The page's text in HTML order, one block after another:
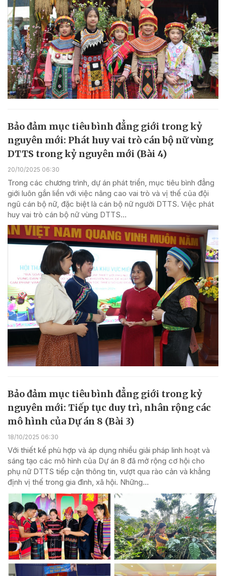
Bảo đảm mục tiêu bình đẳng giới trong kỷ
nguyên mới: Phát huy vai trò cán bộ nữ vùng
DTTS trong kỷ nguyên mới (Bài 4)
20/10/2025 06:30
Trong các chương trình, dự án phát triển, mục tiêu bình đẳng
giới luôn gắn liền với việc nâng cao vai trò và vị thế của đội
ngũ cán bộ nữ, đặc biệt là cán bộ nữ người DTTS. Việc phát
huy vai trò cán bộ nữ vùng DTTS...
Bảo đảm mục tiêu bình đẳng giới trong kỷ
nguyên mới: Tiếp tục duy trì, nhân rộng các
mô hình của Dự án 8 (Bài 3)
18/10/2025 06:30
Với thiết kế phù hợp và áp dụng nhiều giải pháp linh hoạt và
sáng tạo các mô hình của Dự án 8 đã mở rộng cơ hội cho
phụ nữ DTTS tiếp cận thông tin, vượt qua rào cản và khẳng
định vị thế trong gia đình, xã hội. Những...